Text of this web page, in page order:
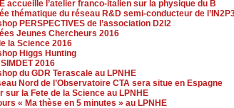
accueille l’atelier franco-italien sur la physique du B
thématique du réseau R&D semi-conducteur de
PERSPECTIVES de l’association D2I2
Jeunes Chercheurs 2016
la Science 2016
Higgs Hunting
2016
du GDR Terascale au LPNHE
Nord de l’Observatoire CTA sera situe en Espagne
sur la Fete de la Science au LPNHE
« Ma thèse en 5 minutes » au LPNHE